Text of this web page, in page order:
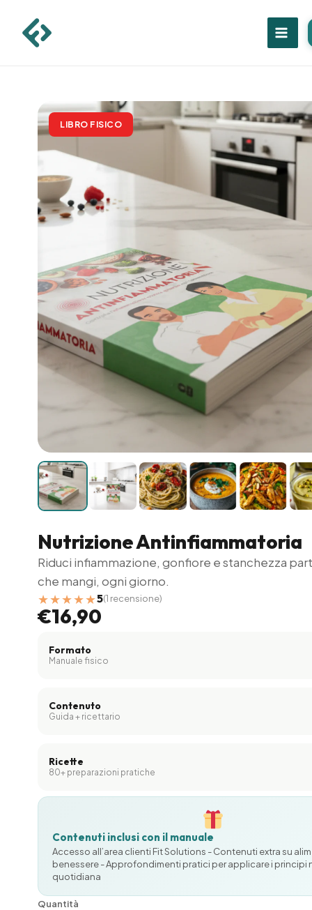
contenuto
LIBRO FISICO
Nutrizione Antinfiammatoria
Riduci infiammazione, gonfiore e stanchezza
che mangi, ogni giorno.
★★★★★5(1 recensione)
€16,90
Formato
Manuale fisico
Contenuto
Guida + ricettario
Ricette
80+ preparazioni pratiche
Contenuti inclusi con il manuale
Accesso all’area clienti Fit Solutions - Contenuti extra su
benessere - Approfondimenti pratici per applicare i principi
quotidiana
Quantità